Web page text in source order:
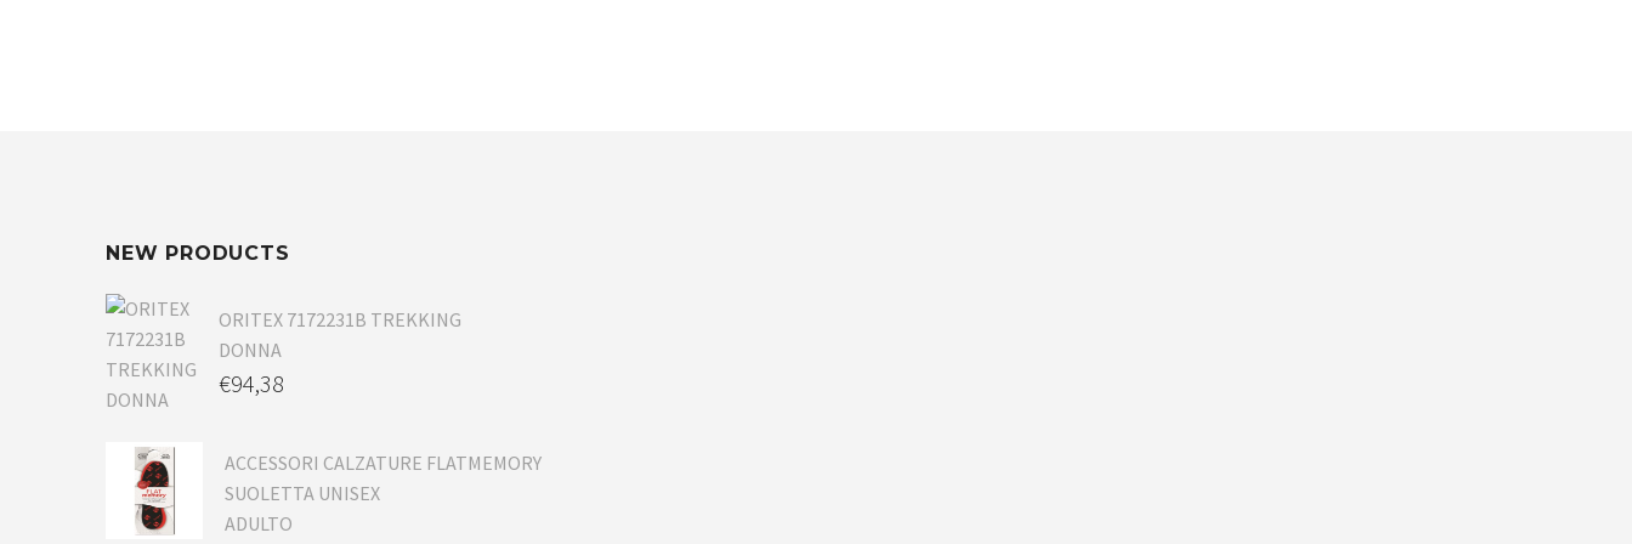
NEW PRODUCTS
ORITEX 7172231B TREKKING
DONNA
€94,38
ACCESSORI CALZATURE FLATMEMORY
SUOLETTA UNISEX
ADULTO